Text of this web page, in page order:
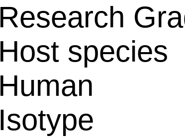
Research
Host species
Human
Isotype